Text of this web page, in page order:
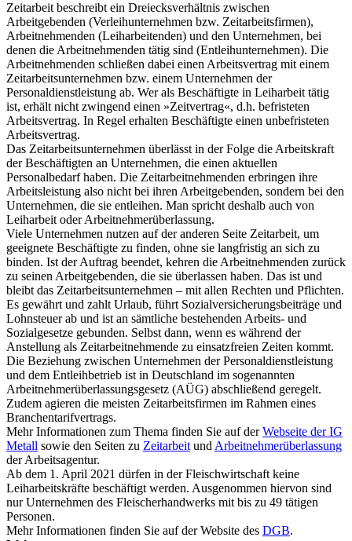
Zeitarbeit beschreibt ein Dreiecksverhältnis zwischen
Arbeitgebenden (Verleihunternehmen bzw. Zeitarbeitsfirmen),
Arbeitnehmenden (Leiharbeitenden) und den Unternehmen, bei
denen die Arbeitnehmenden tätig sind (Entleihunternehmen). Die
Arbeitnehmenden schließen dabei einen Arbeitsvertrag mit einem
Zeitarbeitsunternehmen bzw. einem Unternehmen der
Personaldienstleistung ab. Wer als Beschäftigte in Leiharbeit tätig
ist, erhält nicht zwingend einen »Zeitvertrag«, d.h. befristeten
Arbeitsvertrag. In Regel erhalten Beschäftigte einen unbefristeten
Arbeitsvertrag.
Das Zeitarbeitsunternehmen überlässt in der Folge die Arbeitskraft
der Beschäftigten an Unternehmen, die einen aktuellen
Personalbedarf haben. Die Zeitarbeitnehmenden erbringen ihre
Arbeitsleistung also nicht bei ihren Arbeitgebenden, sondern bei den
Unternehmen, die sie entleihen. Man spricht deshalb auch von
Leiharbeit oder Arbeitnehmerüberlassung.
Viele Unternehmen nutzen auf der anderen Seite Zeitarbeit, um
geeignete Beschäftigte zu finden, ohne sie langfristig an sich zu
binden. Ist der Auftrag beendet, kehren die Arbeitnehmenden zurück
zu seinen Arbeitgebenden, die sie überlassen haben. Das ist und
bleibt das Zeitarbeitsunternehmen – mit allen Rechten und Pflichten.
Es gewährt und zahlt Urlaub, führt Sozialversicherungsbeiträge und
Lohnsteuer ab und ist an sämtliche bestehenden Arbeits- und
Sozialgesetze gebunden. Selbst dann, wenn es während der
Anstellung als Zeitarbeitnehmende zu einsatzfreien Zeiten kommt.
Die Beziehung zwischen Unternehmen der Personaldienstleistung
und dem Entleihbetrieb ist in Deutschland im sogenannten
Arbeitnehmerüberlassungsgesetz (AÜG) abschließend geregelt.
Zudem agieren die meisten Zeitarbeitsfirmen im Rahmen eines
Branchentarifvertrags.
Mehr Informationen zum Thema finden Sie auf derWebseite der IG
Metall sowie den Seiten zu ZeitarbeitundArbeitnehmerüberlassung
der Arbeitsagentur.
Ab dem 1. April 2021 dürfen in der Fleischwirtschaft keine
Leiharbeitskräfte beschäftigt werden. Ausgenommen hiervon sind
nur Unternehmen des Fleischerhandwerks mit bis zu 49 tätigen
Personen.
Mehr Informationen finden Sie auf der Website des DGB.